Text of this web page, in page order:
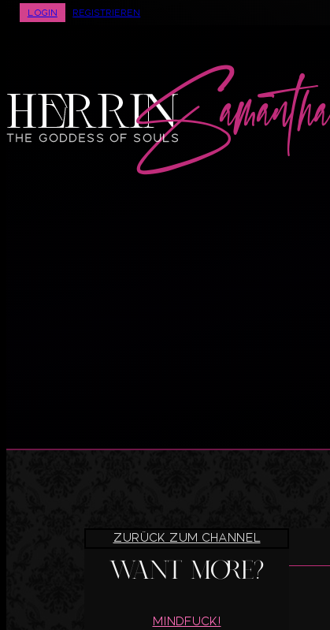
Login Registrieren
Zurück zum Channel
Want more?
Mindfuck!